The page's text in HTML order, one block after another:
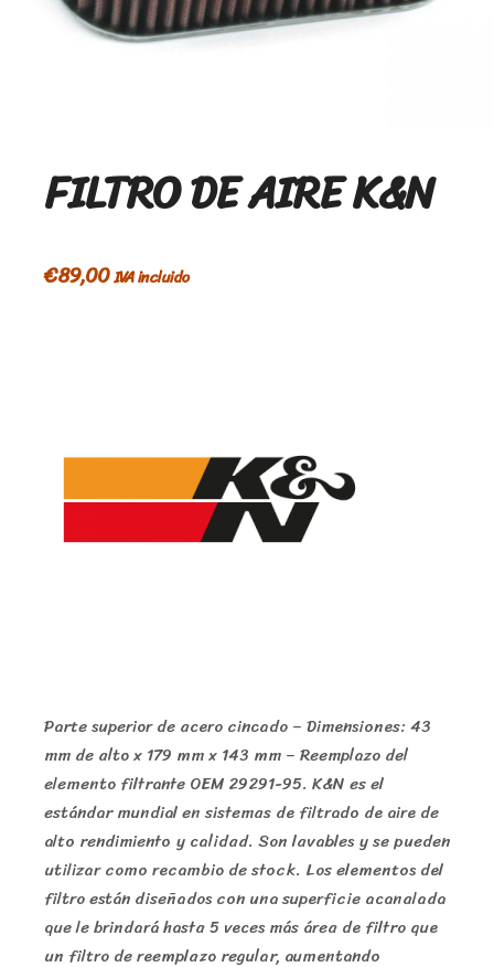
FILTRO DE AIRE K&N
€89,00IVA incluido
Parte superior de acero cincado – Dimensiones: 43
mm de alto x 179 mm x 143 mm – Reemplazo del
elemento filtrante OEM 29291-95. K&N es el
estándar mundial en sistemas de filtrado de aire de
alto rendimiento y calidad. Son lavables y se pueden
utilizar como recambio de stock. Los elementos del
filtro están diseñados con una superficie acanalada
que le brindará hasta 5 veces más área de filtro que
un filtro de reemplazo regular, aumentando